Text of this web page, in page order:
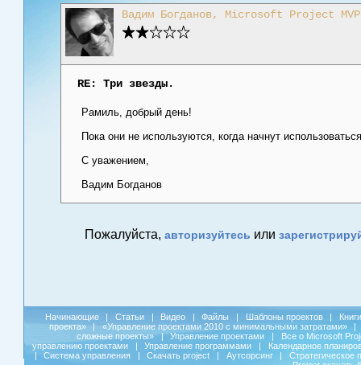
Вадим Богданов, Microsoft Project
RE: Три звезды.
Рамиль, добрый день!
Пока они не используются, когда начнут
С уважением,
Вадим Богданов
Пожалуйста, авторизуйтесь или
Начинающие | Статьи | Видео | Файлы | Шаблоны проектов |
Книги
проекта»
| «Управление проектами 2010 с минимальными затратами»
|
сложные проекты»
| Управление проектами |
Все о Microsoft
управлению проектами
| Управление программами |
Календарное
|
Система управления | Скачать project | Аутсорсинг |
Стратегическое